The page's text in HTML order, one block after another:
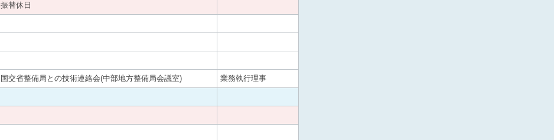
振替休日
国交省整備局との技術連絡会(中部地方整備局会議室) 業務執行理事